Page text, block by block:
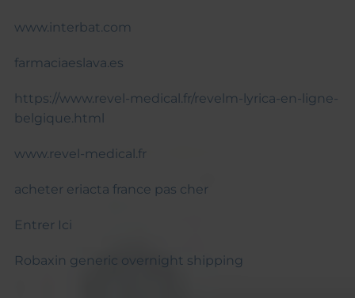
www.interbat.com
farmaciaeslava.es
https://www.revel-medical.fr/revelm-lyrica-en-ligne-
belgique.html
www.revel-medical.fr
acheter eriacta france pas cher
Entrer Ici
Robaxin generic overnight shipping